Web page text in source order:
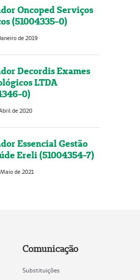
Oncoped Serviços
(51004335-0)
de 2019
Decordis Exames
LTDA
0)
de 2020
Essencial Gestão
Ereli (51004354-7)
de 2021
Comunicação
Substituições